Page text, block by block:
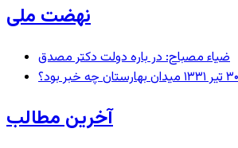
نهضت ملی
ضیاء مصباح: در باره دولت دکتر مصدق
آخرین مطالب